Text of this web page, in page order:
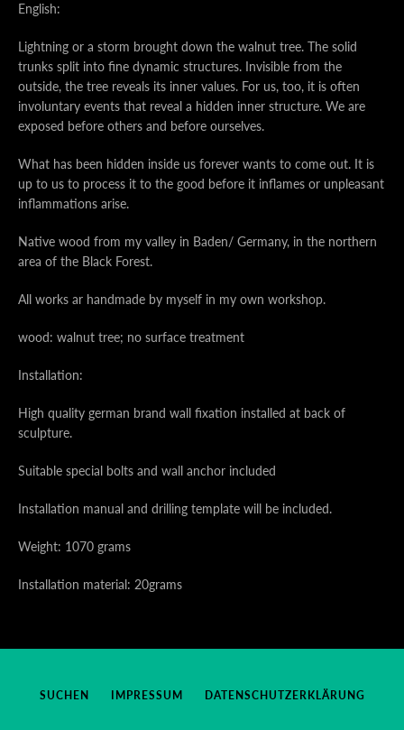
English:
Lightning or a storm brought down the walnut tree. The solid
trunks split into fine dynamic structures. Invisible from the
outside, the tree reveals its inner values. For us, too, it is often
involuntary events that reveal a hidden inner structure. We are
exposed before others and before ourselves.
What has been hidden inside us forever wants to come out. It is
up to us to process it to the good before it inflames or unpleasant
inflammations arise.
Native wood from my valley in Baden/ Germany, in the northern
area of the Black Forest.
All works ar handmade by myself in my own workshop.
wood: walnut tree; no surface treatment
Installation:
High quality german brand wall fixation installed at back of
sculpture.
Suitable special bolts and wall anchor included
Installation manual and drilling template will be included.
Weight: 1070 grams
Installation material: 20grams
SUCHEN IMPRESSUM DATENSCHUTZERKLÄRUNG